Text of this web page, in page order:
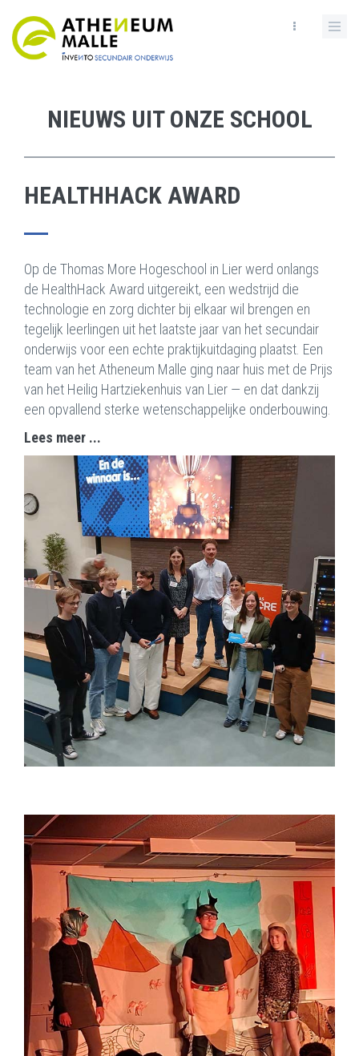
main
NIEUWS UIT ONZE SCHOOL
HEALTHHACK AWARD
Op de Thomas More Hogeschool in Lier werd onlangs
de HealthHack Award uitgereikt, een wedstrijd die
technologie en zorg dichter bij elkaar wil brengen en
tegelijk leerlingen uit het laatste jaar van het secundair
onderwijs voor een echte praktijkuitdaging plaatst. Een
team van het Atheneum Malle ging naar huis met de Prijs
van het Heilig Hartziekenhuis van Lier — en dat dankzij
een opvallend sterke wetenschappelijke onderbouwing.
Lees meer ...